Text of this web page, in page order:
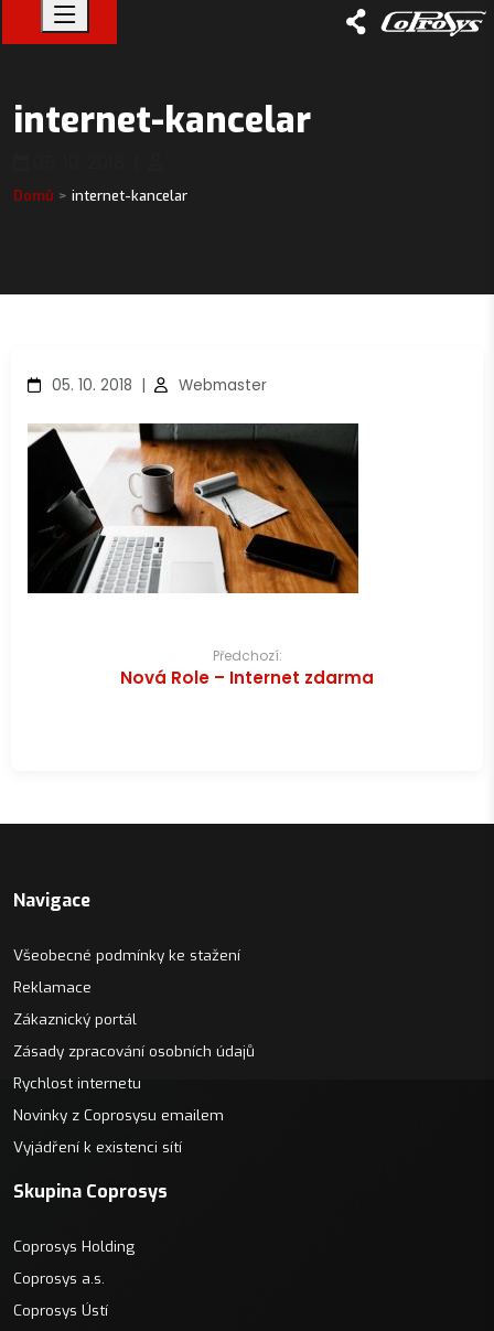
internet-kancelar
Domů internet-kancelar
05. 10. 2018 | Webmaster
Předchozí:
Nová Role – Internet zdarma
Navigace
Všeobecné podmínky ke stažení
Reklamace
Zákaznický portál
Zásady zpracování osobních údajů
Rychlost internetu
Novinky z Coprosysu emailem
Vyjádření k existenci sítí
Skupina Coprosys
Coprosys Holding
Coprosys a.s.
Coprosys Ústí